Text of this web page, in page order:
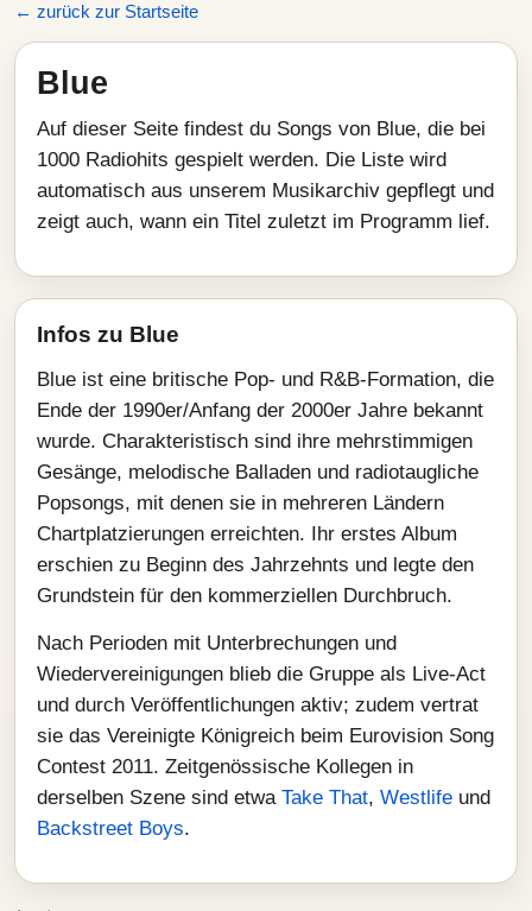
← zurück zur Startseite
Blue
Auf dieser Seite findest du Songs von Blue, die bei
1000 Radiohits gespielt werden. Die Liste wird
automatisch aus unserem Musikarchiv gepflegt und
zeigt auch, wann ein Titel zuletzt im Programm lief.
Infos zu Blue
Blue ist eine britische Pop- und R&B-Formation, die
Ende der 1990er/Anfang der 2000er Jahre bekannt
wurde. Charakteristisch sind ihre mehrstimmigen
Gesänge, melodische Balladen und radiotaugliche
Popsongs, mit denen sie in mehreren Ländern
Chartplatzierungen erreichten. Ihr erstes Album
erschien zu Beginn des Jahrzehnts und legte den
Grundstein für den kommerziellen Durchbruch.
Nach Perioden mit Unterbrechungen und
Wiedervereinigungen blieb die Gruppe als Live-Act
und durch Veröffentlichungen aktiv; zudem vertrat
sie das Vereinigte Königreich beim Eurovision Song
Contest 2011. Zeitgenössische Kollegen in
derselben Szene sind etwa Take That, Westlife und
Backstreet Boys.